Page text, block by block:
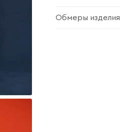
Обмеры изделия